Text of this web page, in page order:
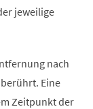
jeweilige
nach
Eine
Zeitpunkt der